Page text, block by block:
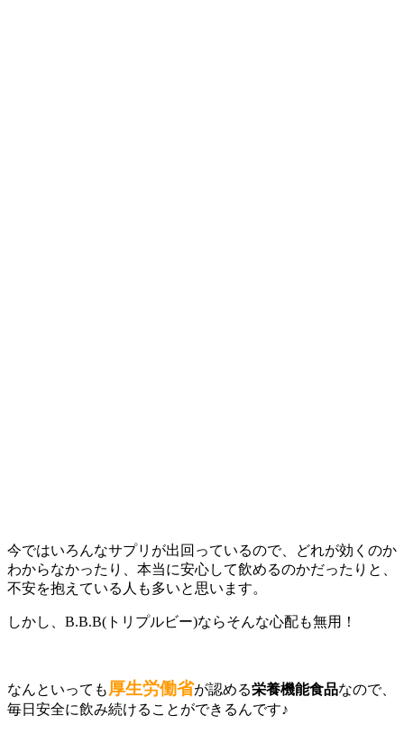
今ではいろんなサプリが出回っているので、どれが効くのか
わからなかったり、本当に安心して飲めるのかだったりと、
不安を抱えている人も多いと思います。
しかし、B.B.B(トリプルビー)ならそんな心配も無用！
なんといっても 厚生労働省が認める栄養機能食品なので、
毎日安全に飲み続けることができるんです♪